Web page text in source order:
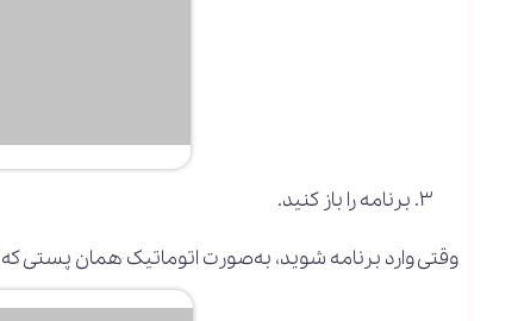
برنامه را باز کنید.
وقتی وارد برنامه شوید، به‌صورت اتوماتیک همان پستی